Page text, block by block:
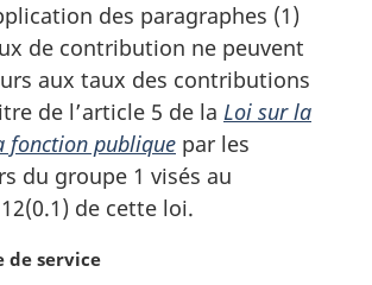
des paragraphes (1)
de contribution ne peuvent
aux taux des contributions
de l’article 5 de la Loi sur la
fonction publique par les
du groupe 1 visés au
de cette loi.
de service